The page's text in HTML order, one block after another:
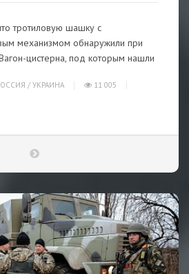
тротиловую шашку с
механизмом обнаружили при
цистерна, под которым нашли
/ УКРАИНА
11 005